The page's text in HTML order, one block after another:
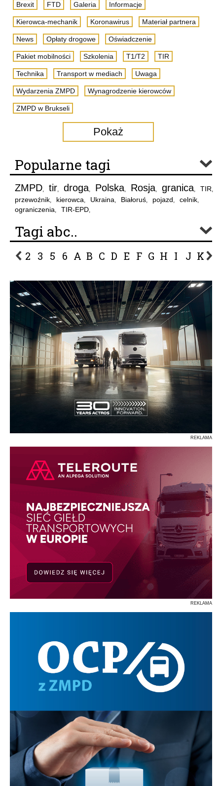
Brexit FTD Galeria Informacje
Kierowca-mechanik Koronawirus Materiał partnera
News Opłaty drogowe Oświadczenie
Pakiet mobilności Szkolenia T1/T2 TIR
Technika Transport w mediach Uwaga
Wydarzenia ZMPD Wynagrodzenie kierowców
ZMPD w Brukseli
Pokaż
Popularne tagi
ZMPD, tir, droga, Polska, Rosja, granica, TIR,
przewoźnik, kierowca, Ukraina, Białoruś, pojazd, celnik,
ograniczenia, TIR-EPD,
Tagi abc..
2 3 5 6 A B C D E F G H I J K L
REKLAMA
REKLAMA